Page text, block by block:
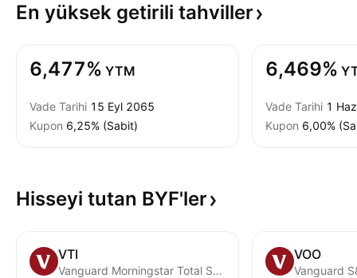
En yüksek getirili tahviller
6,477% YTM
Vade Tarihi 15 Eyl 2065
Kupon 6,25% (Sabit)
6,469%
Vade Tarihi 1
Kupon 6,00%
Hisseyi tutan BYF'ler
VTI
Vanguard Morningstar Total Stock Market ETF
VOO
Vanguard